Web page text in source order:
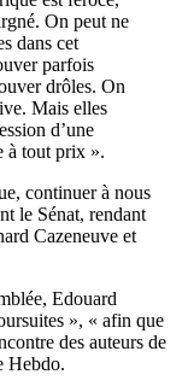
On peut ne
dans cet
parfois
drôles. On
Mais elles
d’une
à tout prix ».
continuer à nous
le Sénat, rendant
Cazeneuve et
Edouard
», « afin que
des auteurs de
Hebdo.